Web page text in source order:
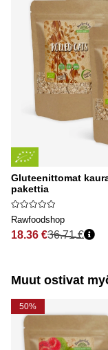
Gluteenittomat
pakettia
Rawfoodshop
18.36 €
Normaali hinta
36.71 €
Muut ostivat
50%